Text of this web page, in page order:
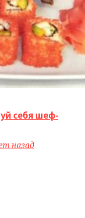
себя шеф-
назад